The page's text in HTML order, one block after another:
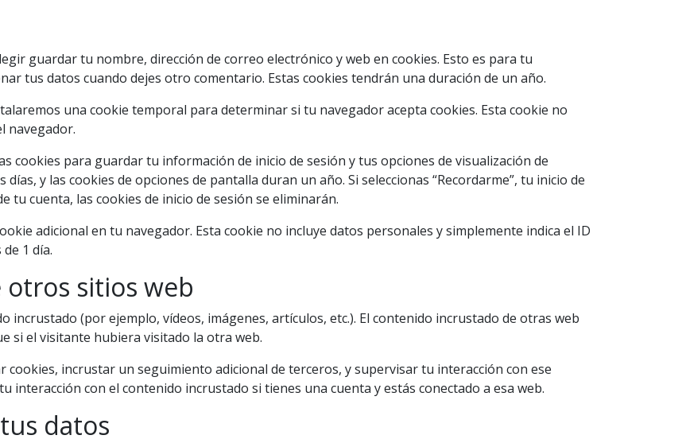
guardar tu nombre, dirección de correo electrónico y web en cookies. Esto es para tu
tus datos cuando dejes otro comentario. Estas cookies tendrán una duración de un año.
una cookie temporal para determinar si tu navegador acepta cookies. Esta cookie no
navegador.
cookies para guardar tu información de inicio de sesión y tus opciones de visualización de
y las cookies de opciones de pantalla duran un año. Si seleccionas “Recordarme”, tu inicio de
tu cuenta, las cookies de inicio de sesión se eliminarán.
adicional en tu navegador. Esta cookie no incluye datos personales y simplemente indica el ID
1 día.
sitios web
incrustado (por ejemplo, vídeos, imágenes, artículos, etc.). El contenido incrustado de otras web
si el visitante hubiera visitado la otra web.
incrustar un seguimiento adicional de terceros, y supervisar tu interacción con ese
interacción con el contenido incrustado si tienes una cuenta y estás conectado a esa web.
datos